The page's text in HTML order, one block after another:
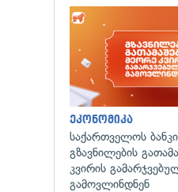
ეკონომიკა
საქართველოს
გზავნილების
კვირის
გამოვლინდნენ